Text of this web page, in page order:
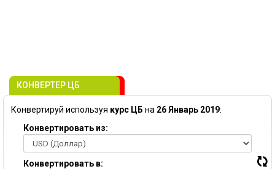
КОНВЕРТЕР ЦБ
Конвертируй используя курс ЦБ на 26 Январь 2019:
Конвертировать из:
Конвертировать в: